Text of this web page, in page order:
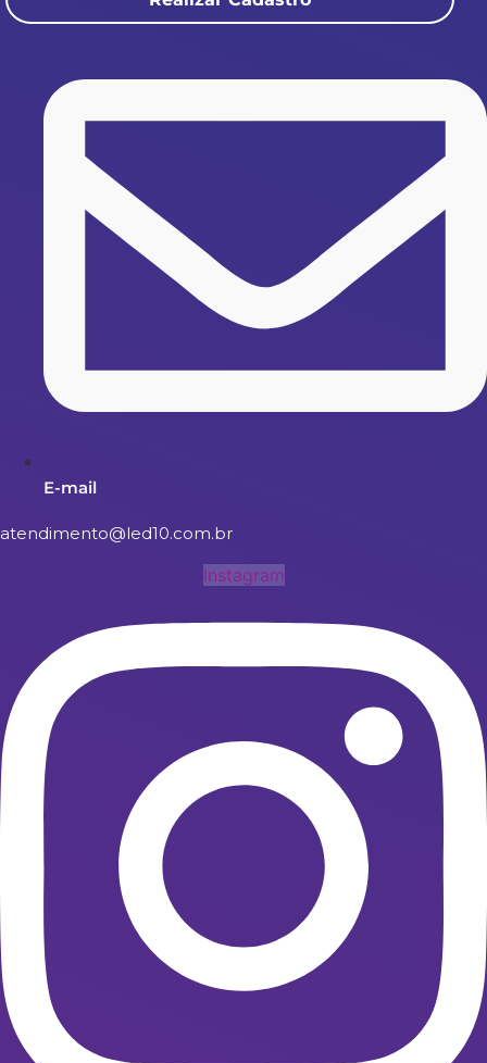
E-mail
atendimento@led10.com.br
Instagram